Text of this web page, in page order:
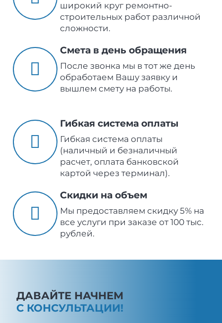
широкий круг ремонтно-
строительных работ различной
сложности.
Смета в день обращения
После звонка мы в тот же день
обработаем Вашу заявку и
вышлем смету на работы.
Гибкая система оплаты
Гибкая система оплаты
(наличный и безналичный
расчет, оплата банковской
картой через терминал).
Скидки на объем
Мы предоставляем скидку 5% на
все услуги при заказе от 100 тыс.
рублей.
ДАВАЙТЕ НАЧНЕМ
С КОНСУЛЬТАЦИИ!